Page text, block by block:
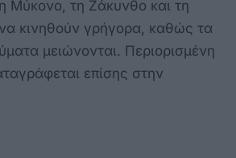
Μύκονο, τη Ζάκυνθο και τη
κινηθούν γρήγορα, καθώς τα
μειώνονται. Περιορισμένη
επίσης στην